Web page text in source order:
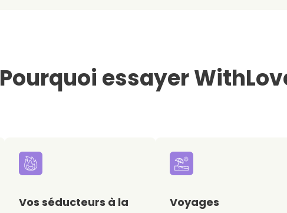
Pourquoi essayer
Vos séducteurs à la
Voyages